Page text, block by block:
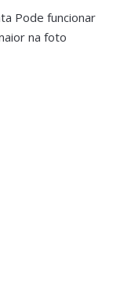
Pode funcionar
na foto
em
minha-